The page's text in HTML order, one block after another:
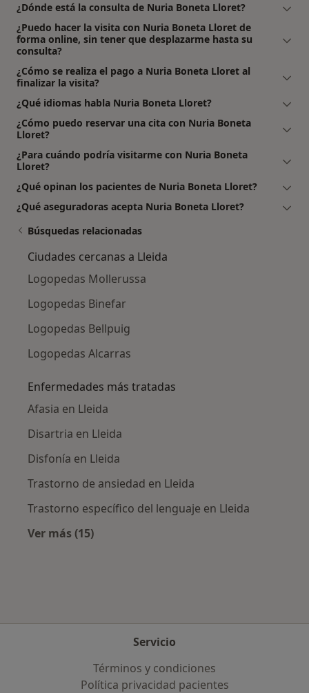
¿Dónde está la consulta de Nuria Boneta Lloret?
¿Puedo hacer la visita con Nuria Boneta Lloret de
forma online, sin tener que desplazarme hasta su
consulta?
¿Cómo se realiza el pago a Nuria Boneta Lloret al
finalizar la visita?
¿Qué idiomas habla Nuria Boneta Lloret?
¿Cómo puedo reservar una cita con Nuria Boneta
Lloret?
¿Para cuándo podría visitarme con Nuria Boneta
Lloret?
¿Qué opinan los pacientes de Nuria Boneta Lloret?
¿Qué aseguradoras acepta Nuria Boneta Lloret?
Búsquedas relacionadas
Ciudades cercanas a Lleida
Logopedas Mollerussa
Logopedas Binefar
Logopedas Bellpuig
Logopedas Alcarras
Enfermedades más tratadas
Afasia en Lleida
Disartria en Lleida
Disfonía en Lleida
Trastorno de ansiedad en Lleida
Trastorno específico del lenguaje en Lleida
Ver más (15)
Servicio
Términos y condiciones
Política privacidad pacientes